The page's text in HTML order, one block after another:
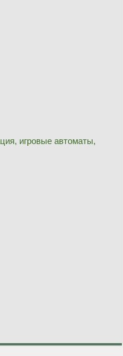
игровые автоматы,